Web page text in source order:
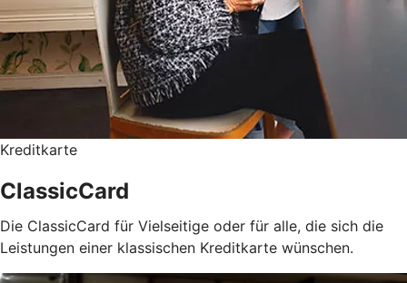
Kreditkarte
ClassicCard
Die ClassicCard für Vielseitige oder für alle, die sich die
Leistungen einer klassischen Kreditkarte wünschen.